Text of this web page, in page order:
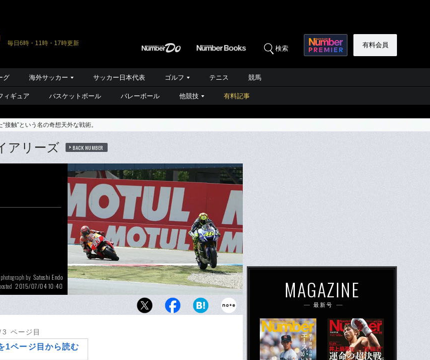
毎日6時・11時・17時更新
検索 有料会員
グ 海外サッカー サッカー日本代表 ゴルフ テニス 競馬
ィギュア バスケットボール バレーボール 他競技 有料記事
接触”という名の奇想天外な戦術。
アリーズ BACK NUMBER
photograph by Satoshi Endo
2015/07/04 10:40
接触直後、グラベルに飛び出したロッシは難なくコース復
3 ページ目
1ページ目から読む
MAGAZINE
最新号